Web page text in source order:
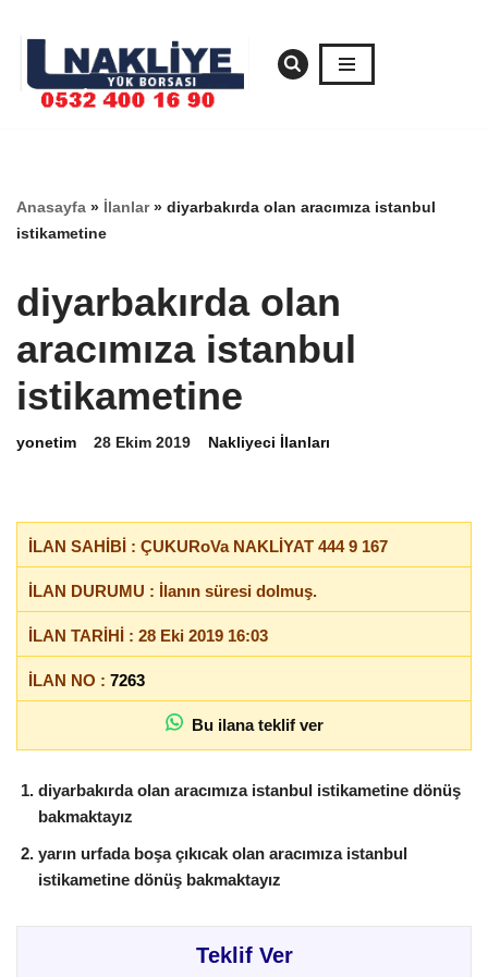
geç
Anasayfa » İlanlar» diyarbakırda olan aracımıza istanbul
istikametine
diyarbakırda olan
aracımıza istanbul
istikametine
yonetim 28 Ekim 2019 Nakliyeci İlanları
İLAN SAHİBİ : ÇUKURoVa NAKLİYAT 444 9 167
İLAN DURUMU : İlanın süresi dolmuş.
İLAN TARİHİ : 28 Eki 2019 16:03
İLAN NO : 7263
Bu ilana teklif ver
diyarbakırda olan aracımıza istanbul istikametine dönüş
bakmaktayız
yarın urfada boşa çıkıcak olan aracımıza istanbul
istikametine dönüş bakmaktayız
Teklif Ver